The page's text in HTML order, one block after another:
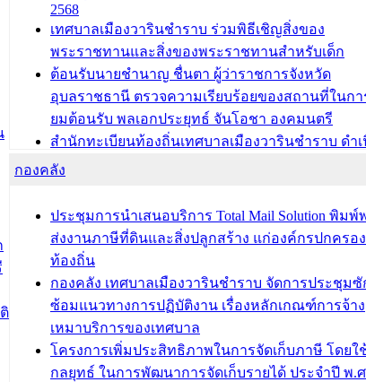
2568
เทศบาลเมืองวารินชำราบ ร่วมพิธีเชิญสิ่งของ
พระราชทานและสิ่งของพระราชทานสำหรับเด็ก
ต้อนรับนายชำนาญ ชื่นตา ผู้ว่าราชการจังหวัด
อุบลราชธานี ตรวจความเรียบร้อยของสถานที่ในกา
ยมต้อนรับ พลเอกประยุทธ์ จันโอชา องคมนตรี
สำนักทะเบียนท้องถิ่นเทศบาลเมืองวารินชำราบ ดำ
การมอบทะเบียนบ้าน ทร.14 และบัตรประจำตัวประช
บ้าน (ท.ร.14) กรณีคนไม่มีสัญชาติไทยได้รับอนุญาต
ถิ่นที่อยู่
ประชุมคณะกรรมการประเมินผลการควบคุมภายใน
สำนัก/กอง/โรงเรียน/ศูนย์พัฒนาเด็กเล็ก/สถานธนานุ
บทความ อื่นๆ ...
กองคลัง
ประชุมการนำเสนอบริการ Total Mail Solution พิมพ์
ส่งงานภาษีที่ดินและสิ่งปลูกสร้าง แก่องค์กรปกครอ
ท้องถิ่น
กองคลัง เทศบาลเมืองวารินชำราบ จัดการประชุมซั
ซ้อมแนวทางการปฏิบัติงาน เรื่องหลักเกณฑ์การจ้าง
เหมาบริการของเทศบาล
โครงการเพิ่มประสิทธิภาพในการจัดเก็บภาษี โดยใ
กลยุทธ์ ในการพัฒนาการจัดเก็บรายได้ ประจำปี พ.